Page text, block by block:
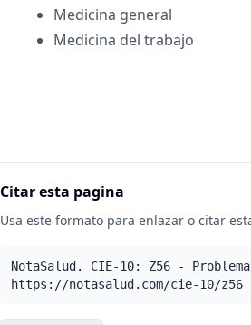
Medicina general
Medicina del trabajo
Citar esta pagina
Usa este formato para enlazar o citar
NotaSalud. CIE-10: Z56 -
https://notasalud.com/cie-10/z56